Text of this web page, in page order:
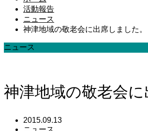
活動報告
ニュース
神津地域の敬老会に出席しました。
ニュース
神津地域の敬老会
2015.09.13
ニュース